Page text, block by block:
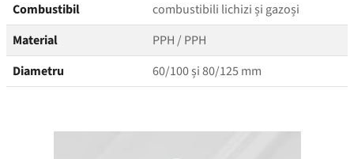
Combustibil
combustibili lichizi și gazoși
Material
PPH / PPH
Diametru
60/100 și 80/125 mm